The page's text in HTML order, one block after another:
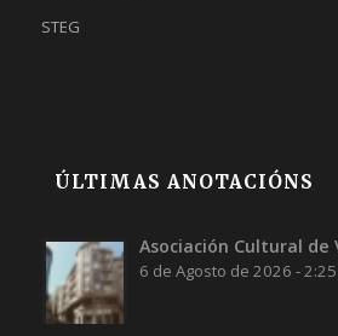
STEG
ÚLTIMAS ANOTACIÓNS
Asociación Cultural de
6 de Agosto de 2026 - 2:25